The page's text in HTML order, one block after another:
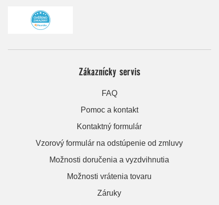
Zákaznícky servis
FAQ
Pomoc a kontakt
Kontaktný formulár
Vzorový formulár na odstúpenie od zmluvy
Možnosti doručenia a vyzdvihnutia
Možnosti vrátenia tovaru
Záruky